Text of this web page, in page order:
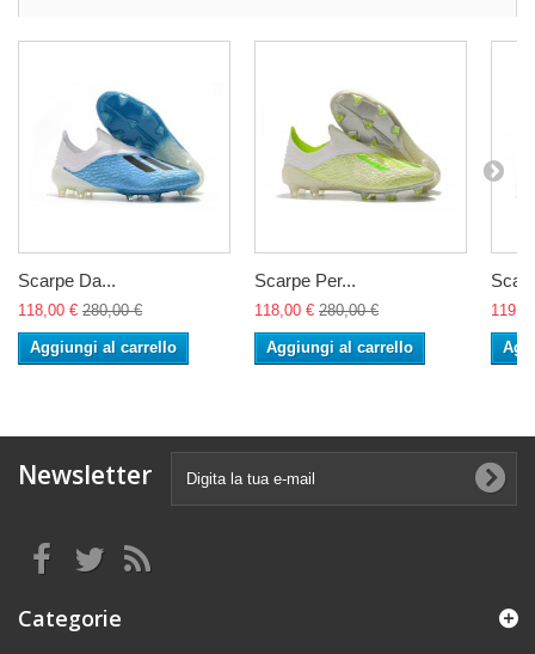
Scarpe Da...
118,00 € 280,00 €
Aggiungi al carrello
Scarpe Per...
118,00 € 280,00 €
Aggiungi al carrello
Newsletter
Categorie